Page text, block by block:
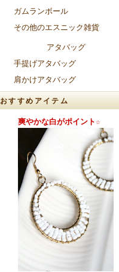
ガムランボール
その他のエスニック雑貨
アタバッグ
手提げアタバッグ
肩かけアタバッグ
おすすめアイテム
爽やかな白がポイント☆